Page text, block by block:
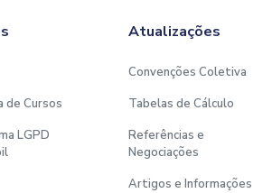
de Cursos
LGPD
Atualizações
Convenções Coletiva
Tabelas de Cálculo
Referências e
Negociações
Artigos e Informações